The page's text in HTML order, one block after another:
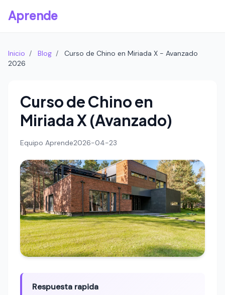
Aprende
Inicio / Blog /
Curso de Chino en Miriada X - Avanzado
2026
Curso de Chino en
Miriada X (Avanzado)
Equipo Aprende2026-04-23
Respuesta rapida